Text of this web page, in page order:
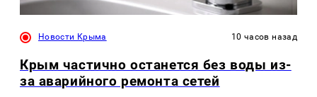
Новости Крыма 10 часов назад
Крым частично останется без воды из-
за аварийного ремонта сетей